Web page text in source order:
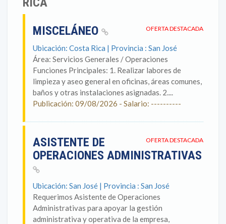
OFERTA DESTACADA
MISCELÁNEO
Ubicación: Costa Rica | Provincia : San José
Área: Servicios Generales / Operaciones
Funciones Principales: 1. Realizar labores de
limpieza y aseo general en oficinas, áreas comunes,
baños y otras instalaciones asignadas. 2....
Publicación: 09/08/2026 - Salario: ----------
OFERTA DESTACADA
ASISTENTE DE
OPERACIONES ADMINISTRATIVAS
Ubicación: San José | Provincia : San José
Requerimos Asistente de Operaciones
Administrativas para apoyar la gestión
administrativa y operativa de la empresa,